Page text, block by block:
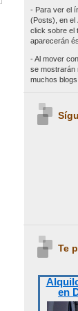
- Para ver el
(Posts), en el
click sobre el
aparecerán
- Al mover
se mostrarán
muchos
Te
en